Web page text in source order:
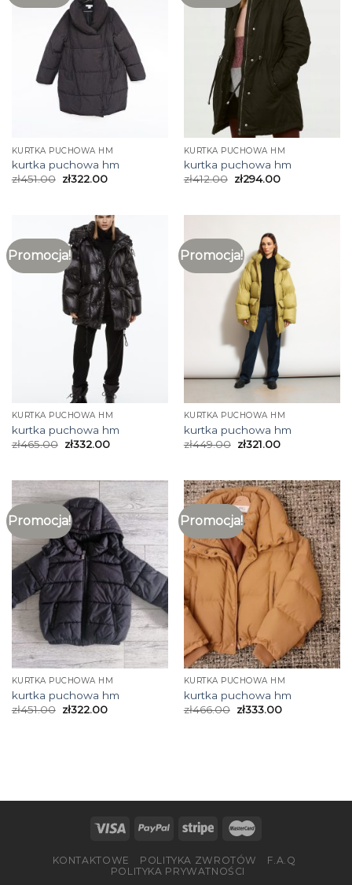
KURTKA PUCHOWA HM
kurtka puchowa hm
zł451.00 zł322.00
KURTKA PUCHOWA HM
kurtka puchowa hm
zł412.00 zł294.00
Promocja!
KURTKA PUCHOWA HM
kurtka puchowa hm
zł465.00 zł332.00
Promocja!
KURTKA PUCHOWA HM
kurtka puchowa hm
zł449.00 zł321.00
Promocja!
KURTKA PUCHOWA HM
kurtka puchowa hm
zł451.00 zł322.00
Promocja!
KURTKA PUCHOWA HM
kurtka puchowa hm
zł466.00 zł333.00
KONTAKTOWE POLITYKA ZWROTÓW
F.A.Q
POLITYKA PRYWATNOŚCI